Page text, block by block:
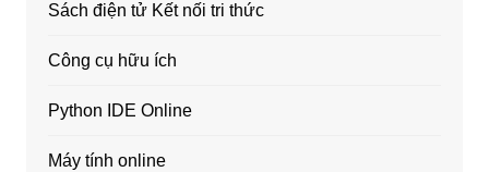
Sách điện tử Kết nối tri thức
Công cụ hữu ích
Python IDE Online
Máy tính online